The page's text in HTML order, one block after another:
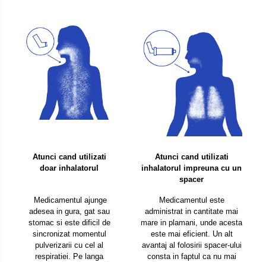
Atunci cand utilizati
doar inhalatorul
Atunci cand utilizati
inhalatorul impreuna cu un
spacer
Medicamentul ajunge
adesea in gura, gat sau
stomac si este dificil de
sincronizat momentul
pulverizarii cu cel al
respiratiei. Pe langa
Medicamentul este
administrat in cantitate mai
mare in plamani, unde acesta
este mai eficient. Un alt
avantaj al folosirii spacer-ului
consta in faptul ca nu mai